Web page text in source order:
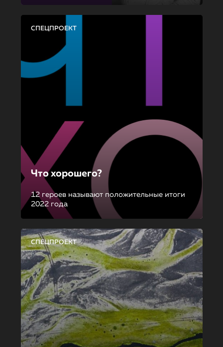
СПЕЦПРОЕКТ
Что хорошего?
12 героев называют положительные итоги
2022 года
СПЕЦПРОЕКТ